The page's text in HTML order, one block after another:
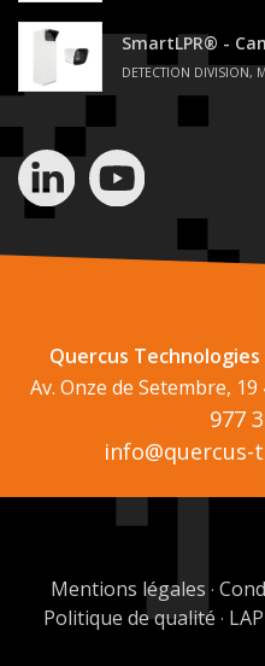
SmartLPR® -
DETECTION DIVISION,
Quercus Technologies
Av. Onze de Setembre, 19
977
info@quercus-
Mentions légales ·
Politique de qualité ·